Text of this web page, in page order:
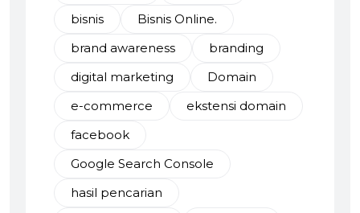
bisnis
Bisnis Online.
brand awareness
branding
digital marketing
Domain
e-commerce
ekstensi domain
facebook
Google Search Console
hasil pencarian